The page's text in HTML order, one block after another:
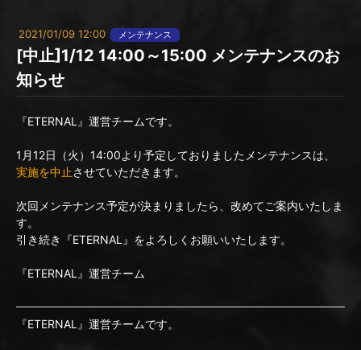
2021/01/09 12:00 メンテナンス
[中止]1/12 14:00～15:00 メンテナンスのお
知らせ
『ETERNAL』運営チームです。
1月12日（火）14:00より予定しておりましたメンテナンスは、
実施を中止させていただきます。
次回メンテナンス予定が決まりましたら、改めてご案内いたしま
す。
引き続き『ETERNAL』をよろしくお願いいたします。
『ETERNAL』運営チーム
『ETERNAL』運営チームです。